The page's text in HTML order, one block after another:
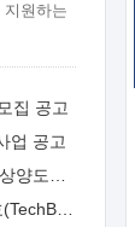
원하는
파견.
기술의
으로
집 공고
업 공고
ETRI 테크비즈 인사이트 8호(TechBiz Insight Vol.8) 발간